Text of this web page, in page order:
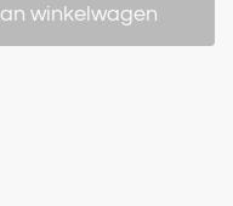
winkelwagen